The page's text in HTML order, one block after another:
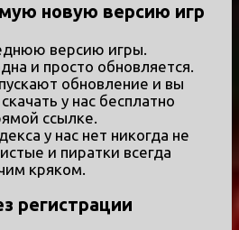
новую версию игр
версию игры.
и просто обновляется.
обновление и вы
у нас бесплатно
ссылке.
у нас нет никогда не
и пиратки всегда
кряком.
регистрации